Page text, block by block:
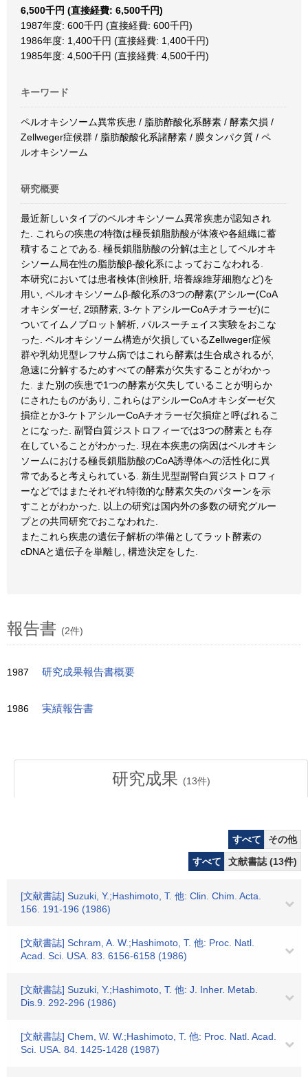
6,500千円 (直接経費: 6,500千円)
1987年度: 600千円 (直接経費: 600千円)
1986年度: 1,400千円 (直接経費: 1,400千円)
1985年度: 4,500千円 (直接経費: 4,500千円)
キーワード
ペルオキシソーム異常疾患 / 脂肪酢酸化系酵素 / 酵素欠損 /
Zellweger症候群 / 脂肪酸酸化系諸酵素 / 膜タンパク質 / ペ
ルオキシソーム
研究概要
最近新しいタイプのペルオキシソーム異常疾患が認知され
た. これらの疾患の特徴は極長鎖脂肪酸が体液や各組織に蓄
積することである. 極長鎖脂肪酸の分解は主としてペルオキ
シソーム局在性の脂肪酸β-酸化系によっておこなわれる.
本研究においては患者検体(剖検肝, 培養線維芽細胞など)を
用い, ペルオキシソームβ-酸化系の3つの酵素(アシルー(CoA
オキシダーゼ, 2頭酵素, 3-ケトアシルーCoAチオラーゼ)に
ついてイムノブロット解析, パルスーチェイス実験をおこな
った. ペルオキシソーム構造が欠損しているZellweger症候
群や乳幼児型レフサム病ではこれら酵素は生合成されるが,
急速に分解するためすべての酵素が欠失することがわかっ
た. また別の疾患で1つの酵素が欠失していることが明らか
にされたものがあり, これらはアシルーCoAオキシダーゼ欠
損症とか3-ケトアシルーCoAチオラーゼ欠損症と呼ばれるこ
とになった. 副腎白質ジストロフィーでは3つの酵素とも存
在していることがわかった. 現在本疾患の病因はペルオキシ
ソームにおける極長鎖脂肪酸のCoA誘導体への活性化に異
常であると考えられている. 新生児型副腎白質ジストロフィ
ーなどではまたそれぞれ特徴的な酵素欠失のパターンを示
すことがわかった. 以上の研究は国内外の多数の研究グルー
プとの共同研究でおこなわれた.
またこれら疾患の遺伝子解析の準備としてラット酵素の
cDNAと遺伝子を単離し, 構造決定をした.
報告書 (2件)
1987 研究成果報告書概要
1986 実績報告書
研究成果 (13件)
すべて
その他
すべて
文献書誌 (13件)
[文献書誌] Suzuki, Y.;Hashimoto, T. 他: Clin. Chim. Acta.
156. 191-196 (1986)
[文献書誌] Schram, A. W.;Hashimoto, T. 他: Proc. Natl.
Acad. Sci. USA. 83. 6156-6158 (1986)
[文献書誌] Suzuki, Y.;Hashimoto, T. 他: J. Inher. Metab.
Dis.9. 292-296 (1986)
[文献書誌] Chem, W. W.;Hashimoto, T. 他: Proc. Natl. Acad.
Sci. USA. 84. 1425-1428 (1987)